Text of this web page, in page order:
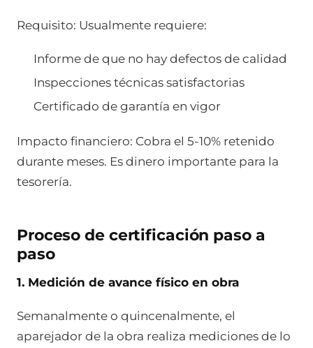
Requisito: Usualmente requiere:
Informe de que no hay defectos de calidad
Inspecciones técnicas satisfactorias
Certificado de garantía en vigor
Impacto financiero: Cobra el 5-10% retenido
durante meses. Es dinero importante para la
tesorería.
Proceso de certificación paso a
paso
1. Medición de avance físico en obra
Semanalmente o quincenalmente, el
aparejador de la obra realiza mediciones de lo